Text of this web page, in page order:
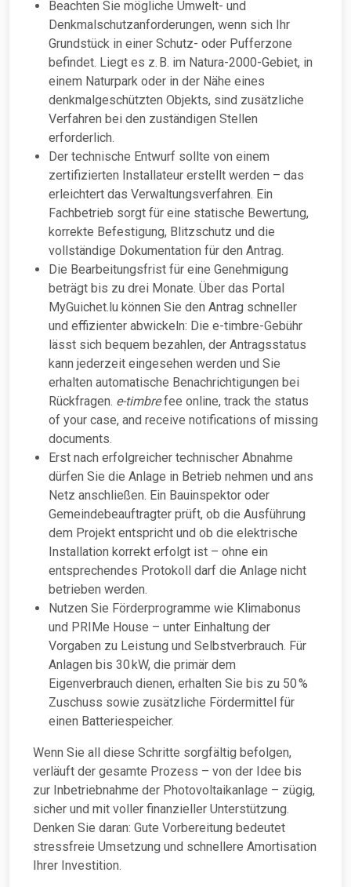
Beachten Sie mögliche Umwelt- und
Denkmalschutzanforderungen, wenn sich Ihr
Grundstück in einer Schutz- oder Pufferzone
befindet. Liegt es z. B. im Natura-2000-Gebiet, in
einem Naturpark oder in der Nähe eines
denkmalgeschützten Objekts, sind zusätzliche
Verfahren bei den zuständigen Stellen
erforderlich.
Der technische Entwurf sollte von einem
zertifizierten Installateur erstellt werden – das
erleichtert das Verwaltungsverfahren. Ein
Fachbetrieb sorgt für eine statische Bewertung,
korrekte Befestigung, Blitzschutz und die
vollständige Dokumentation für den Antrag.
Die Bearbeitungsfrist für eine Genehmigung
beträgt bis zu drei Monate. Über das Portal
MyGuichet.lu können Sie den Antrag schneller
und effizienter abwickeln: Die e-timbre-Gebühr
lässt sich bequem bezahlen, der Antragsstatus
kann jederzeit eingesehen werden und Sie
erhalten automatische Benachrichtigungen bei
Rückfragen. e-timbrefee online, track the status
of your case, and receive notifications of missing
documents.
Erst nach erfolgreicher technischer Abnahme
dürfen Sie die Anlage in Betrieb nehmen und ans
Netz anschließen. Ein Bauinspektor oder
Gemeindebeauftragter prüft, ob die Ausführung
dem Projekt entspricht und ob die elektrische
Installation korrekt erfolgt ist – ohne ein
entsprechendes Protokoll darf die Anlage nicht
betrieben werden.
Nutzen Sie Förderprogramme wie Klimabonus
und PRIMe House – unter Einhaltung der
Vorgaben zu Leistung und Selbstverbrauch. Für
Anlagen bis 30 kW, die primär dem
Eigenverbrauch dienen, erhalten Sie bis zu 50 %
Zuschuss sowie zusätzliche Fördermittel für
einen Batteriespeicher.
Wenn Sie all diese Schritte sorgfältig befolgen,
verläuft der gesamte Prozess – von der Idee bis
zur Inbetriebnahme der Photovoltaikanlage – zügig,
sicher und mit voller finanzieller Unterstützung.
Denken Sie daran: Gute Vorbereitung bedeutet
stressfreie Umsetzung und schnellere Amortisation
Ihrer Investition.